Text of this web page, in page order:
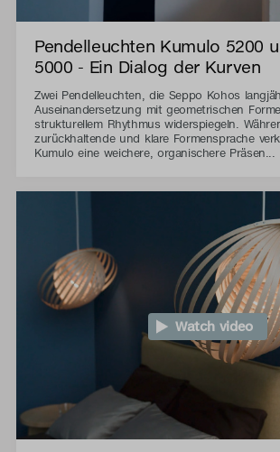
Pendelleuchten Kumulo 5200
5000 - Ein Dialog der Kurven
Zwei Pendelleuchten, die Seppo Kohos
Auseinandersetzung mit geometrischen
strukturellem Rhythmus widerspiegeln.
zurückhaltende und klare Formensprache
Kumulo eine weichere, organischere Präsen...
Watch video